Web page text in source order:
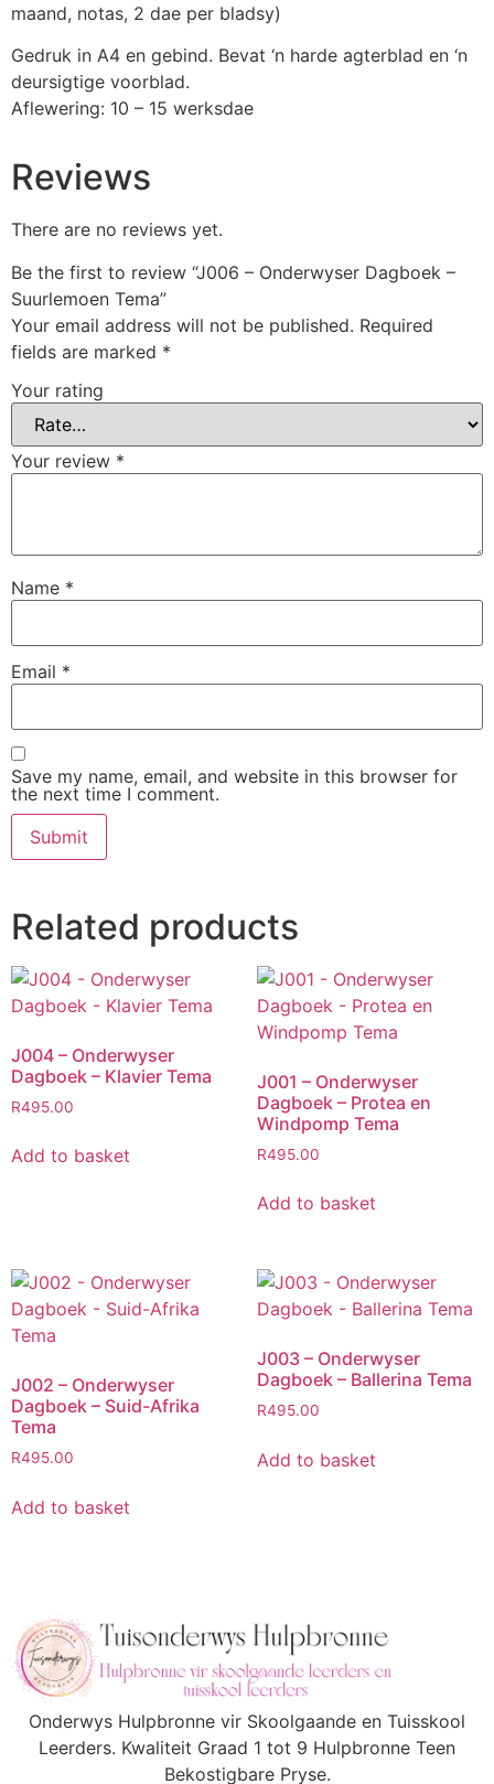
maand, notas, 2 dae per bladsy)
Gedruk in A4 en gebind. Bevat ‘n harde agterblad en ‘n
deursigtige voorblad.
Aflewering: 10 – 15 werksdae
Reviews
There are no reviews yet.
Be the first to review “J006 – Onderwyser Dagboek –
Suurlemoen Tema”
Your email address will not be published. Required
fields are marked *
Your rating
Your review *
Name *
Email *
Save my name, email, and website in this browser for
the next time I comment.
Related products
J004 – Onderwyser
Dagboek – Klavier Tema
R495.00
Add to basket
J001 – Onderwyser
Dagboek – Protea en
Windpomp Tema
R495.00
Add to basket
J002 – Onderwyser
Dagboek – Suid-Afrika
Tema
R495.00
Add to basket
J003 – Onderwyser
Dagboek – Ballerina Tema
R495.00
Add to basket
Onderwys Hulpbronne vir Skoolgaande en Tuisskool
Leerders. Kwaliteit Graad 1 tot 9 Hulpbronne Teen
Bekostigbare Pryse.